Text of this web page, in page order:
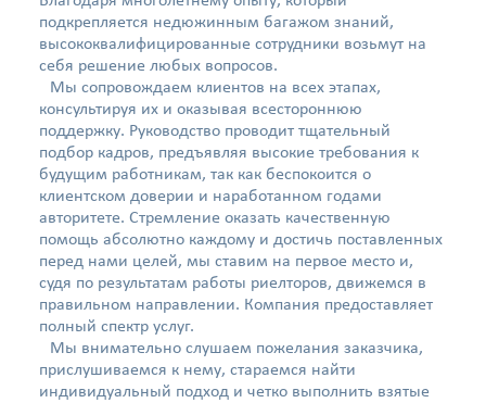
подкрепляется недюжинным багажом знаний,
высококвалифицированные сотрудники возьмут на
себя решение любых вопросов.
Мы сопровождаем клиентов на всех этапах,
консультируя их и оказывая всестороннюю
поддержку. Руководство проводит тщательный
подбор кадров, предъявляя высокие требования к
будущим работникам, так как беспокоится о
клиентском доверии и наработанном годами
авторитете. Стремление оказать качественную
помощь абсолютно каждому и достичь поставленных
перед нами целей, мы ставим на первое место и,
судя по результатам работы риелторов, движемся в
правильном направлении. Компания предоставляет
полный спектр услуг.
Мы внимательно слушаем пожелания заказчика,
прислушиваемся к нему, стараемся найти
индивидуальный подход и четко выполнить взятые